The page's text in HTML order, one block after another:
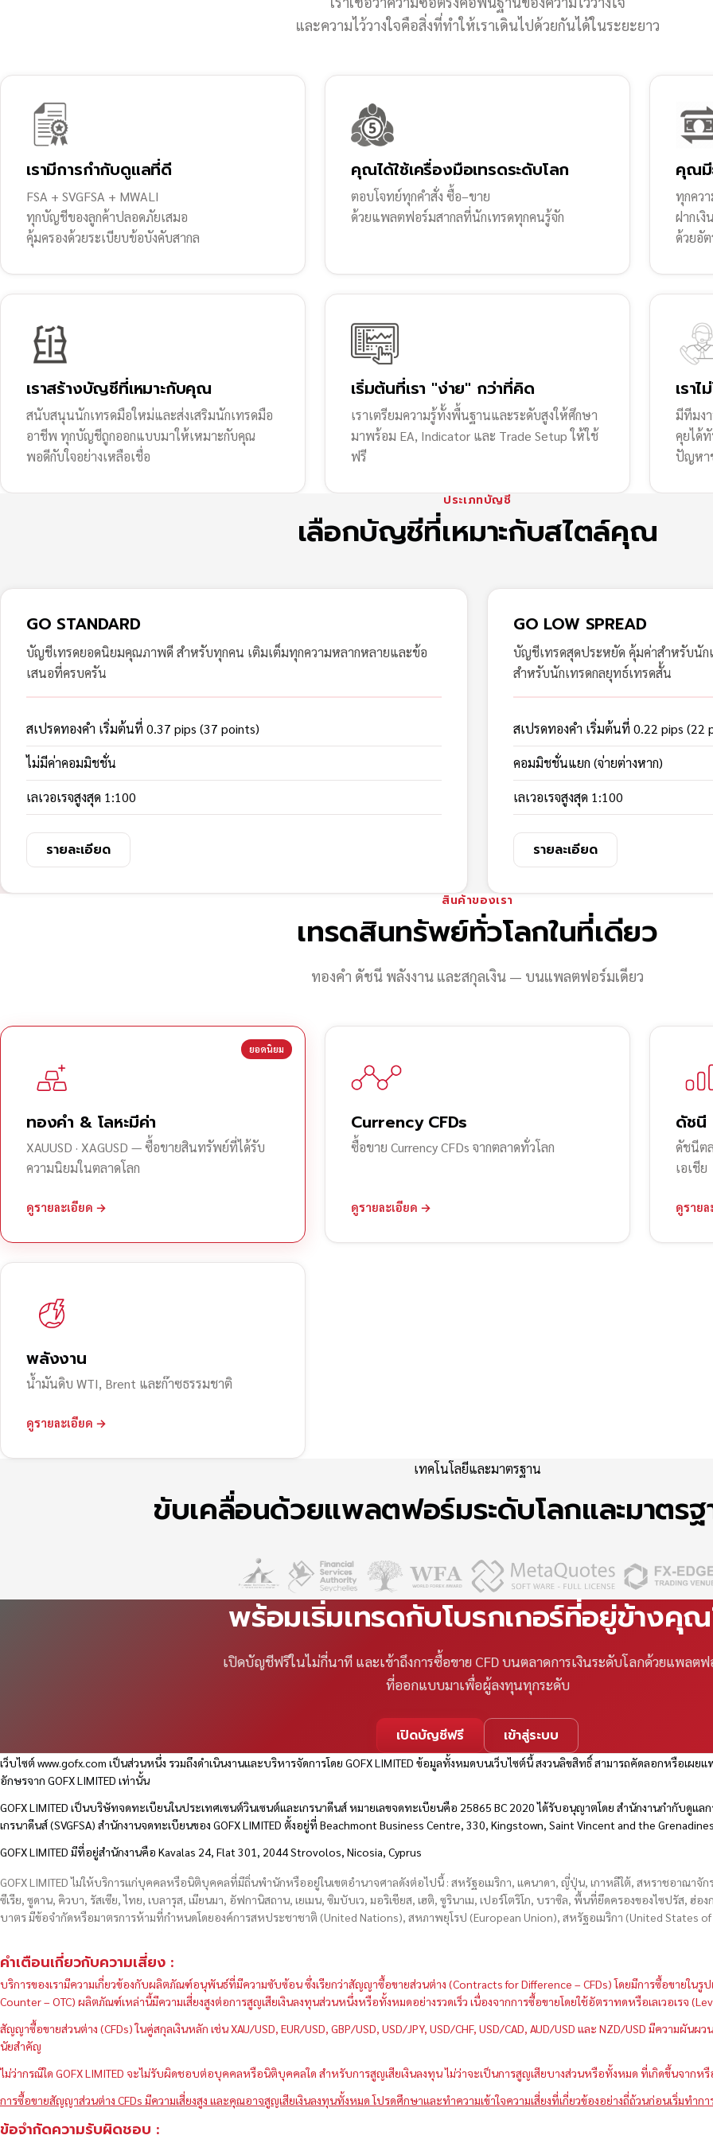
และความไว้วางใจคือสิ่งที่ทำให้เราเดินไปด้วยกันได้ในระยะยาว
เรามีการกำกับดูแลที่ดี
FSA + SVGFSA + MWALI
ทุกบัญชีของลูกค้าปลอดภัยเสมอ
คุ้มครองด้วยระเบียบข้อบังคับสากล
คุณได้ใช้เครื่องมือเทรดระดับโลก
ตอบโจทย์ทุกคำสั่ง ซื้อ–ขาย
ด้วยแพลตฟอร์มสากลที่นักเทรดทุกคนรู้จัก
คุณมี
ทุกควา
ฝากเงิ
ด้วยอั
เราสร้างบัญชีที่เหมาะกับคุณ
สนับสนุนนักเทรดมือใหม่และส่งเสริมนักเทรดมือ
อาชีพ ทุกบัญชีถูกออกแบบมาให้เหมาะกับคุณ
พอดีกับใจอย่างเหลือเชื่อ
เริ่มต้นที่เรา "ง่าย" กว่าที่คิด
เราเตรียมความรู้ทั้งพื้นฐานและระดับสูงให้ศึกษา
มาพร้อม EA, Indicator และ Trade Setup ให้ใช้
ฟรี
เรา
มีทีมง
คุยได้
ปัญหา
ประเภทบัญชี
เลือกบัญชีที่เหมาะกับสไตล์คุณ
GO STANDARD
บัญชีเทรดยอดนิยมคุณภาพดี สำหรับทุกคน เติมเต็มทุกความหลากหลายและข้อ
เสนอที่ครบครัน
สเปรดทองคำ เริ่มต้นที่ 0.37 pips (37 points)
ไม่มีค่าคอมมิชชั่น
เลเวอเรจสูงสุด 1:100
รายละเอียด
GO LOW SPREAD
บัญชีเทรดสุดประหยัด คุ้มค่าสำหรับนัก
สำหรับนักเทรดกลยุทธ์เทรดสั้น
สเปรดทองคำ เริ่มต้นที่ 0.22 pips (22
คอมมิชชั่นแยก (จ่ายต่างหาก)
เลเวอเรจสูงสุด 1:100
รายละเอียด
สินค้าของเรา
เทรดสินทรัพย์ทั่วโลกในที่เดียว
ทองคำ ดัชนี พลังงาน และสกุลเงิน — บนแพลตฟอร์มเดียว
ยอดนิยม
ทองคำ & โลหะมีค่า
XAUUSD · XAGUSD — ซื้อขายสินทรัพย์ที่ได้รับ
ความนิยมในตลาดโลก
ดูรายละเอียด →
Currency CFDs
ซื้อขาย Currency CFDs จากตลาดทั่วโลก
ดูรายละเอียด →
ดัชนี
ดัชนีต
เอเชีย
ดูราย
พลังงาน
น้ำมันดิบ WTI, Brent และก๊าซธรรมชาติ
ดูรายละเอียด →
เทคโนโลยีและมาตรฐาน
ขับเคลื่อนด้วยแพลตฟอร์มระดับโลกและมาตรฐ
พร้อมเริ่มเทรดกับโบรกเกอร์ที่อยู่ข้างคุ
เปิดบัญชีฟรีในไม่กี่นาที และเข้าถึงการซื้อขาย CFD บนตลาดการเงินระดับโลกด้วยแพลตฟ
ที่ออกแบบมาเพื่อผู้ลงทุนทุกระดับ
เปิดบัญชีฟรี เข้าสู่ระบบ
เว็บไซต์www.gofx.com เป็นส่วนหนึ่ง รวมถึงดำเนินงานและบริหารจัดการโดย GOFX LIMITED ข้อมูลทั้งหมดบนเว็บไซต์นี้ สงวนลิขสิทธิ์ สามารถคัดลอกหรือเผ
อักษรจาก GOFX LIMITED เท่านั้น
GOFX LIMITED เป็นบริษัทจดทะเบียนในประเทศเซนต์วินเซนต์และเกรนาดีนส์ หมายเลขจดทะเบียนคือ 25865 BC 2020 ได้รับอนุญาตโดย สำนักงานกำกับดูแล
เกรนาดีนส์ (SVGFSA) สำนักงานจดทะเบียนของ GOFX LIMITED ตั้งอยู่ที่ Beachmont Business Centre, 330, Kingstown, Saint Vincent and the Grenadines
GOFX LIMITED มีที่อยู่สำนักงานคือ Kavalas 24, Flat 301, 2044 Strovolos, Nicosia, Cyprus
GOFX LIMITED ไม่ให้บริการแก่บุคคลหรือนิติบุคคลที่มีถิ่นพำนักหรืออยู่ในเขตอำนาจศาลดังต่อไปนี้ : สหรัฐอเมริกา, แคนาดา, ญี่ปุ่น, เกาหลีใต้, สหราชอาณาจั
ซีเรีย, ซูดาน, คิวบา, รัสเซีย, ไทย, เบลารุส, เมียนมา, อัฟกานิสถาน, เยเมน, ซิมบับเว, มอริเชียส, เฮติ, ซูรินาเม, เปอร์โตริโก, บราซิล, พื้นที่ยึดครองของไซปรัส, ฮ่อ
บาตร มีข้อจำกัดหรือมาตรการห้ามที่กำหนดโดยองค์การสหประชาชาติ (United Nations), สหภาพยุโรป (European Union), สหรัฐอเมริกา (United States
คำเตือนเกี่ยวกับความเสี่ยง :
บริการของเรามีความเกี่ยวข้องกับผลิตภัณฑ์อนุพันธ์ที่มีความซับซ้อน ซึ่งเรียกว่าสัญญาซื้อขายส่วนต่าง (Contracts for Difference – CFDs) โดยมีการซื้อขายใ
Counter – OTC) ผลิตภัณฑ์เหล่านี้มีความเสี่ยงสูงต่อการสูญเสียเงินลงทุนส่วนหนึ่งหรือทั้งหมดอย่างรวดเร็ว เนื่องจากการซื้อขายโดยใช้อัตราทดหรือเลเวอเรจ
สัญญาซื้อขายส่วนต่าง (CFDs) ในคู่สกุลเงินหลัก เช่น XAU/USD, EUR/USD, GBP/USD, USD/JPY, USD/CHF, USD/CAD, AUD/USD และ NZD/USD มีความผัน
นัยสำคัญ
ไม่ว่ากรณีใด GOFX LIMITED จะไม่รับผิดชอบต่อบุคคลหรือนิติบุคคลใด สำหรับการสูญเสียเงินลงทุน ไม่ว่าจะเป็นการสูญเสียบางส่วนหรือทั้งหมด ที่เกิดขึ้นจากหรื
การซื้อขายสัญญาส่วนต่าง CFDs มีความเสี่ยงสูง และคุณอาจสูญเสียเงินลงทุนทั้งหมด โปรดศึกษาและทำความเข้าใจความเสี่ยงที่เกี่ยวข้องอย่างถี่ถ้วนก่อนเริ่มทำกา
ข้อจำกัดความรับผิดชอบ :